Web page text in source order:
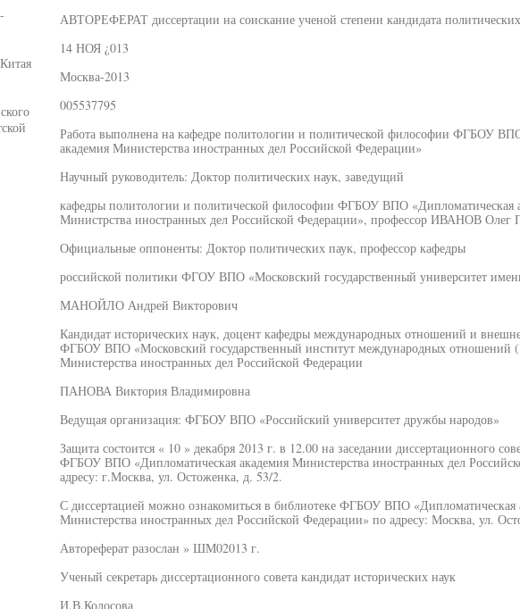
АВТОРЕФЕРАТ диссертации на соискание ученой степени кандидата
14 НОЯ ¿013
Москва-2013
005537795
Работа выполнена на кафедре политологии и политической философии ФГБОУ
академия Министерства иностранных дел Российской Федерации»
Научный руководитель: Доктор политических наук, заведущий
кафедры политологии и политической философии ФГБОУ ВПО «Дипломатическая
Министрства иностранных дел Российской Федерации», профессор ИВАНОВ Олег
Официальные оппоненты: Доктор политических паук, профессор кафедры
российской политики ФГОУ ВПО «Московский государственный университет
МАНОЙЛО Андрей Викторович
Кандидат исторических наук, доцент кафедры международных отношений и
ФГБОУ ВПО «Московский государственный институт международных отношений
Министерства иностранных дел Российской Федерации
ПАНОВА Виктория Владимировна
Ведущая организация: ФГБОУ ВПО «Российский университет дружбы народов»
Защита состоится « 10 » декабря 2013 г. в 12.00 на заседании диссертационного
ФГБОУ ВПО «Дипломатическая академия Министерства иностранных дел
адресу: г.Москва, ул. Остоженка, д. 53/2.
С диссертацией можно ознакомиться в библиотеке ФГБОУ ВПО «Дипломатическая
Министерства иностранных дел Российской Федерации» по адресу: Москва, ул.
Автореферат разослан » ШМ02013 г.
Ученый секретарь диссертационного совета кандидат исторических наук
И.В.Колосова